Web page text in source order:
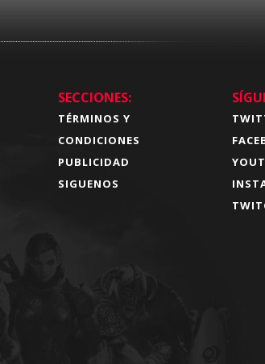
SECCIONES:
TÉRMINOS Y
CONDICIONES
PUBLICIDAD
SIGUENOS